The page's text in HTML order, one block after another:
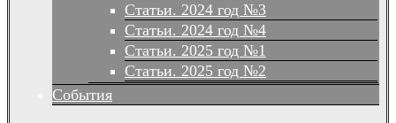
Статьи. 2024 год №3
Статьи. 2024 год №4
Статьи. 2025 год №1
Статьи. 2025 год №2
События